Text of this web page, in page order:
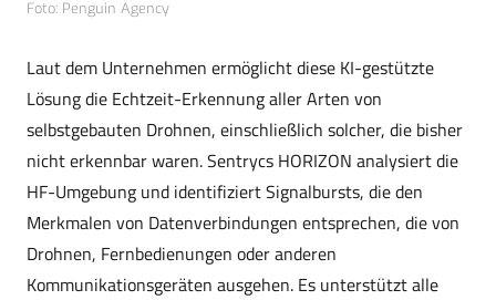
Foto: Penguin Agency
Laut dem Unternehmen ermöglicht diese KI-gestützte
Lösung die Echtzeit-Erkennung aller Arten von
selbstgebauten Drohnen, einschließlich solcher, die bisher
nicht erkennbar waren. Sentrycs HORIZON analysiert die
HF-Umgebung und identifiziert Signalbursts, die den
Merkmalen von Datenverbindungen entsprechen, die von
Drohnen, Fernbedienungen oder anderen
Kommunikationsgeräten ausgehen. Es unterstützt alle